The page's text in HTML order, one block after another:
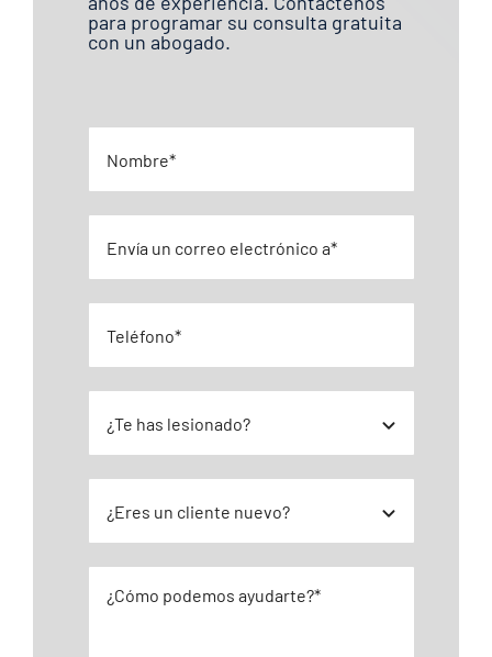
para programar su consulta gratuita
con un abogado.